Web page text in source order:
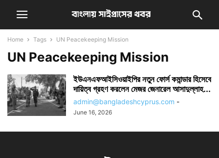
Home Tags UN Peacekeeping Mission
UN Peacekeeping Mission
ইউএনএফআইসিওয়াইপির নতুন ফোর্স কমান্ডার হিসেবে
দায়িত্ব গ্রহণ করলেন মেজর জেনারেল আসাদুল্লাহ...
admin@bangladeshcyprus.com -
June 16, 2026